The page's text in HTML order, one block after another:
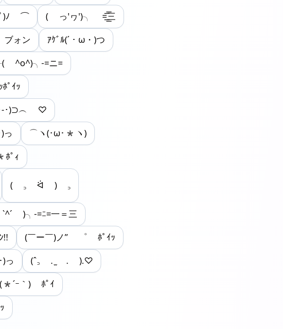
ﾟ)ﾉ ⌒ ( っ'ヮ')╮ =͟͟͞͞三
ォン ｱｹﾞﾙ(´・ω・)つ
^o^)╮-=ニ=
ｲｯ
･-･)⊃︵ ♡
っ ⌒ヽ(･ω･*ヽ)
ﾟｨ
( ꜆ ᐛ ) ꜆
)╮-=ﾆ=一＝三
!! (￣ー￣)ノ” ゜ ﾎﾟｲｯ
っ (ˆ꜆ . ̫ . ).♡
ｰ｀) ﾎﾟｲ